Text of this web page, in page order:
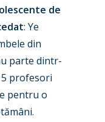
de
: Ye
din
parte dintr-
profesori
pentru o